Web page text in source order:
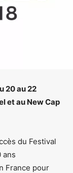
20 au 22
et au New Cap
du Festival
ans
France pour